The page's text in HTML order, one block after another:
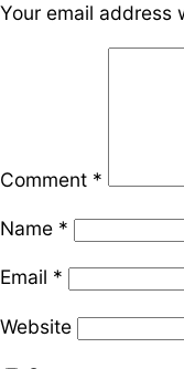
Your email address
Comment *
Name *
Email *
Website